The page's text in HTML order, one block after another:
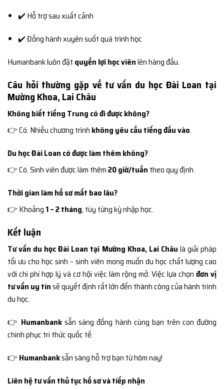
✔️ Hỗ trợ sau xuất cảnh
✔️ Đồng hành xuyên suốt quá trình học
Humanbank luôn đặt quyền lợi học viênlên hàng đầu.
Câu hỏi thường gặp về tư vấn du học Đài Loan tại
Mường Khoa, Lai Châu
Không biết tiếng Trung có đi được không?
👉 Có. Nhiều chương trình không yêu cầu tiếng đầu vào.
Du học Đài Loan có được làm thêm không?
👉 Có. Sinh viên được làm thêm20 giờ/tuần theo quy định.
Thời gian làm hồ sơ mất bao lâu?
👉 Khoảng 1 – 2 tháng, tùy từng kỳ nhập học.
Kết luận
Tư vấn du học Đài Loan tại Mường Khoa, Lai Châu là giải pháp
tối ưu cho học sinh – sinh viên mong muốn du học chất lượng cao
với chi phí hợp lý và cơ hội việc làm rộng mở. Việc lựa chọn đơn vị
tư vấn uy tínsẽ quyết định rất lớn đến thành công của hành trình
du học.
👉 Humanbank sẵn sàng đồng hành cùng bạn trên con đường
chinh phục tri thức quốc tế.
👉 Humanbanksẵn sàng hỗ trợ bạn từ hôm nay!
Liên hệ tư vấn thủ tục hồ sơ và tiếp nhận